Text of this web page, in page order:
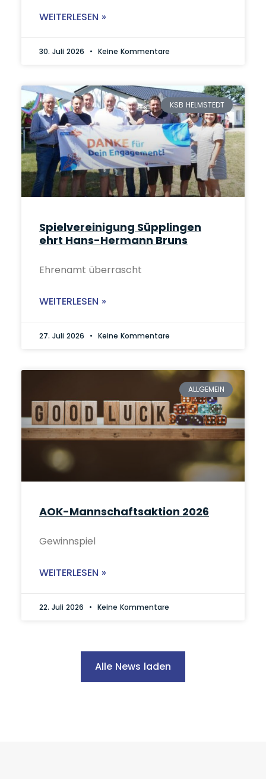
WEITERLESEN »
30. Juli 2026 Keine Kommentare
KSB HELMSTEDT
Spielvereinigung Süpplingen
ehrt Hans-Hermann Bruns
Ehrenamt überrascht
WEITERLESEN »
27. Juli 2026 Keine Kommentare
ALLGEMEIN
AOK-Mannschaftsaktion 2026
Gewinnspiel
WEITERLESEN »
22. Juli 2026 Keine Kommentare
Alle News laden